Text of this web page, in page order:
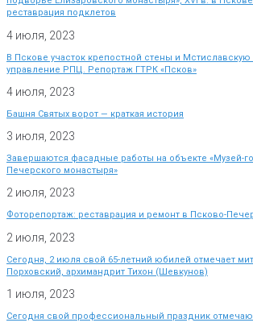
реставрация подклетов
4 июля, 2023
В Пскове участок крепостной стены и
управление РПЦ. Репортаж ГТРК «Псков»
4 июля, 2023
Башня Святых ворот — краткая история
3 июля, 2023
Завершаются фасадные работы на объекте «Музей-
Печерского монастыря»
2 июля, 2023
Фоторепортаж: реставрация и ремонт в Псково-
2 июля, 2023
Сегодня, 2 июля свой 65-летний юбилей отмечает
Порховский, архимандрит Тихон (Шевкунов)
1 июля, 2023
Сегодня свой профессиональный праздник